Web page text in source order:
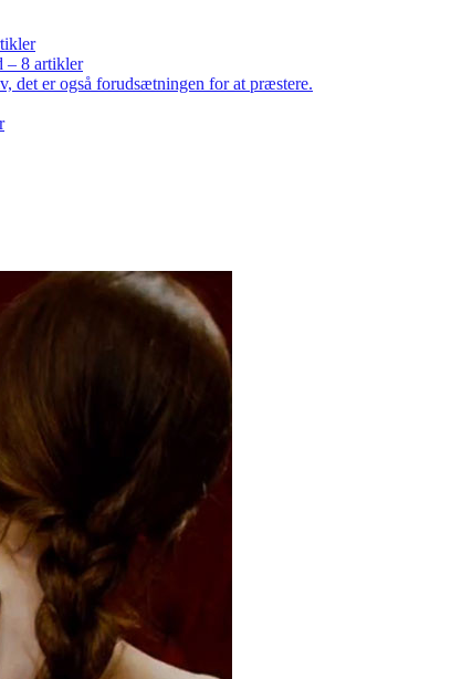
– 8 artikler
det er også forudsætningen for at præstere.